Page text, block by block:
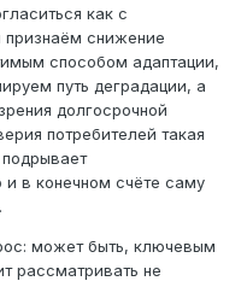
как с
снижение
способом адаптации,
путь деградации, а
долгосрочной
потребителей такая
подрывает
и в конечном счёте саму
может быть, ключевым
рассматривать не